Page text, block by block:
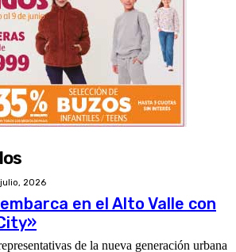
2026
en el Alto Valle con
de la nueva generación urbana